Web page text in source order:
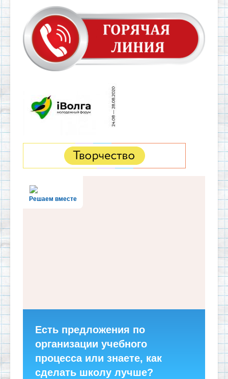
Решаем вместе
Есть предложения по
организации учебного
процесса или знаете, как
сделать школу лучше?